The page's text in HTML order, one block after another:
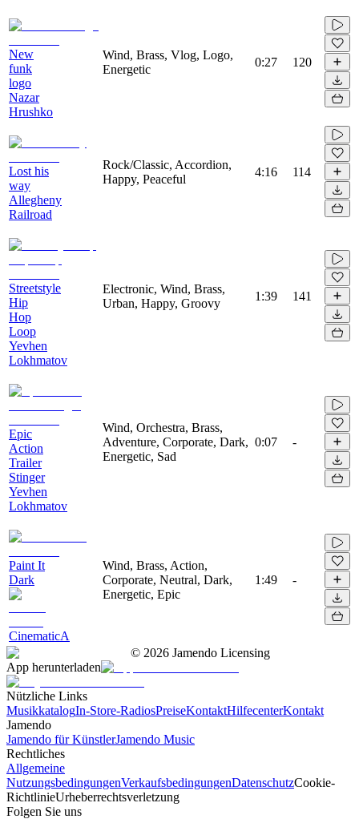
New
funk
logo
Nazar
Hrushko
Wind, Brass, Vlog, Logo,
Energetic
0:27 120
Lost his
way
Allegheny
Railroad
Rock/Classic, Accordion,
Happy, Peaceful
4:16 114
Streetstyle
Hip
Hop
Loop
Yevhen
Lokhmatov
Electronic, Wind, Brass,
Urban, Happy, Groovy
1:39 141
Epic
Action
Trailer
Stinger
Yevhen
Lokhmatov
Wind, Orchestra, Brass,
Adventure, Corporate, Dark,
Energetic, Sad
0:07 -
Paint It
Dark
CinematicA
Wind, Brass, Action,
Corporate, Neutral, Dark,
Energetic, Epic
1:49 -
© 2026 Jamendo Licensing
App herunterladen
Nützliche Links
MusikkatalogIn-Store-RadiosPreiseKontaktHilfecenterKontakt
Jamendo
Jamendo für KünstlerJamendo Music
Rechtliches
Allgemeine
NutzungsbedingungenVerkaufsbedingungenDatenschutzCookie-
RichtlinieUrheberrechtsverletzung
Folgen Sie uns